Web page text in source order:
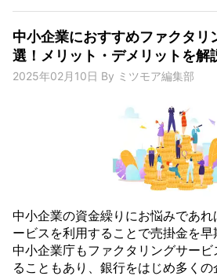
中小企業におすすめファクタリ
選！メリット・デメリットを解
2025年02月10日 By ミツモア編集部
中小企業の資金繰りにお悩みであ
ービスを利用することで売掛金を早
中小企業庁もファクタリングサー
ることもあり、銀行をはじめ多くの